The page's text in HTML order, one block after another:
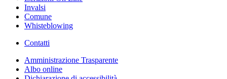
Invalsi
Comune
Whisteblowing
Contatti
Amministrazione Trasparente
Albo online